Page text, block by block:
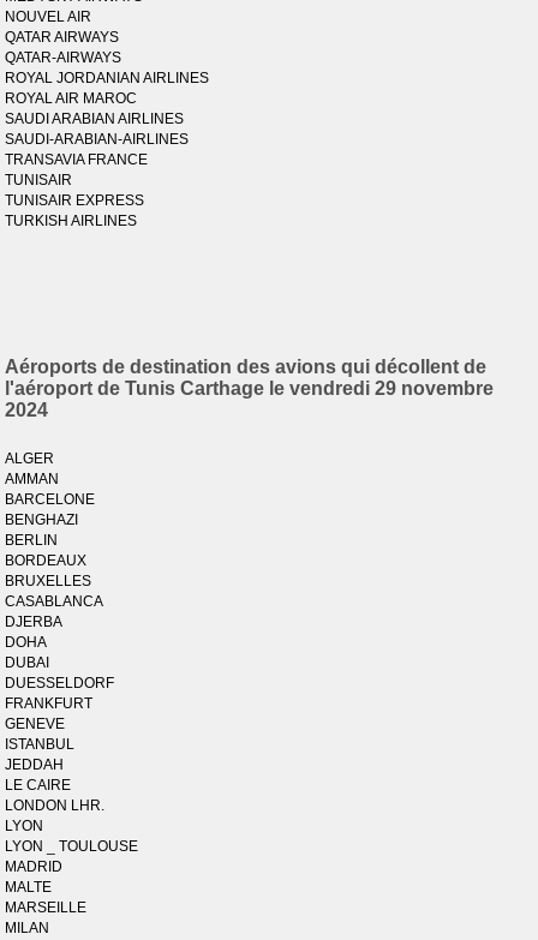
NOUVEL AIR
QATAR AIRWAYS
QATAR-AIRWAYS
ROYAL JORDANIAN AIRLINES
ROYAL AIR MAROC
SAUDI ARABIAN AIRLINES
SAUDI-ARABIAN-AIRLINES
TRANSAVIA FRANCE
TUNISAIR
TUNISAIR EXPRESS
TURKISH AIRLINES
Aéroports de destination des avions qui décollent de
l'aéroport de Tunis Carthage le vendredi 29 novembre
2024
ALGER
AMMAN
BARCELONE
BENGHAZI
BERLIN
BORDEAUX
BRUXELLES
CASABLANCA
DJERBA
DOHA
DUBAI
DUESSELDORF
FRANKFURT
GENEVE
ISTANBUL
JEDDAH
LE CAIRE
LONDON LHR.
LYON
LYON _ TOULOUSE
MADRID
MALTE
MARSEILLE
MILAN